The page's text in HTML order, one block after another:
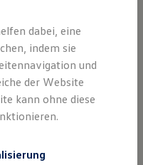
Volkswagen
Möglichkeiten.
dabei, eine
indem sie
und
der Website
kann ohne diese